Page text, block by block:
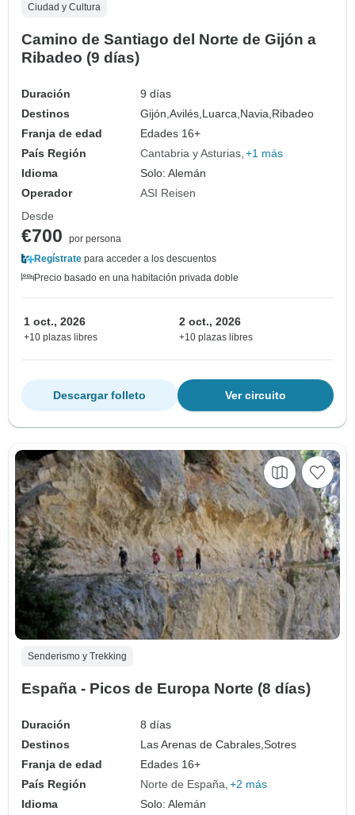
Ciudad y Cultura
Camino de Santiago del Norte de Gijón a
Ribadeo (9 días)
Duración
9 días
Destinos
Gijón,Avilés,Luarca,Navia,Ribadeo
Franja de edad
Edades 16+
País Región
Cantabria y Asturias +1 más
Idioma
Solo: Alemán
Operador
ASI Reisen
Desde
€700
por persona
Regístrate para acceder a los descuentos
Precio basado en una habitación privada doble
1 oct., 2026
+10 plazas libres
2 oct., 2026
+10 plazas libres
Ver circuito
Descargar folleto
Senderismo y Trekking
España - Picos de Europa Norte (8 días)
Duración
8 días
Destinos
Las Arenas de Cabrales,Sotres
Franja de edad
Edades 16+
País Región
Norte de España +2 más
Idioma
Solo: Alemán